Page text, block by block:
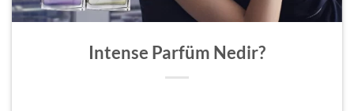
Intense Parfüm Nedir?